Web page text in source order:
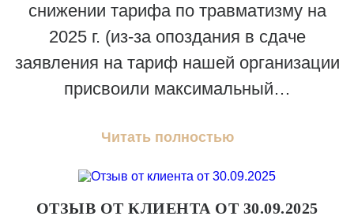
снижении тарифа по травматизму на
2025 г. (из-за опоздания в сдаче
заявления на тариф нашей организации
присвоили максимальный…
Читать полностью
ОТЗЫВ ОТ КЛИЕНТА ОТ 30.09.2025